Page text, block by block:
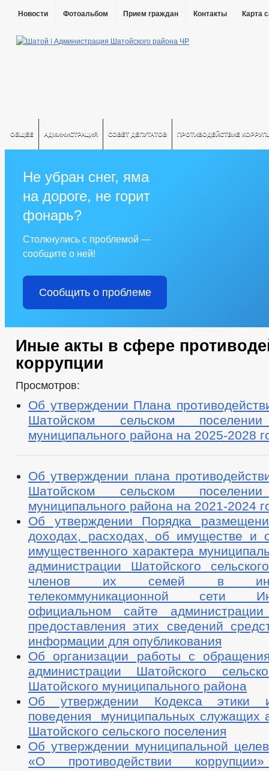
Новости Фотоальбом Прием граждан Контакты Карта
ОБЩЕЕ АДМИНИСТРАЦИЯ СОВЕТ ДЕПУТАТОВ ПРОТИВОДЕЙСТВИЕ
Не убран снег, яма
на дороге, не горит
фонарь?
Столкнулись с проблемой —
сообщите о ней!
Сообщить о проблеме
Иные акты в сфере
коррупции
Просмотров:
Об утверждении Плана
Шатойском сельском
муниципального района на 2025-2028
Об утверждении плана
Шатойском сельском
муниципального района на 2021-2024
Об утверждении Порядка
доходах, расходах, об имуществе и
имущественного характера
администрации Шатойского
членов их семей в
телекоммуникационной сети
официальном сайте
предоставления этих сведений
информации для опубликования
Об организации работы с
администрации Шатойского
Шатойского муниципального района
Об утверждении Кодекса этики
поведения муниципальных служащих
Шатойского сельского поселения
Об утверждении муниципальной
«О противодействии